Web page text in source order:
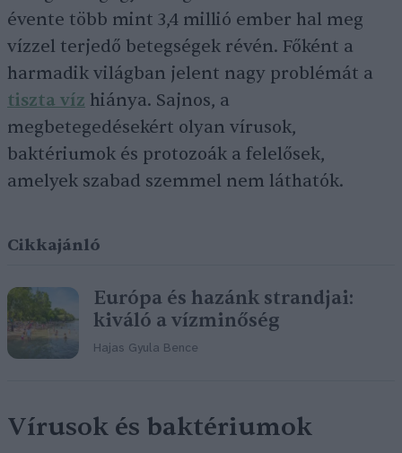
évente több mint 3,4 millió ember hal meg
vízzel terjedő betegségek révén. Főként a
harmadik világban jelent nagy problémát a
tiszta víz hiánya. Sajnos, a
megbetegedésekért olyan vírusok,
baktériumok és protozoák a felelősek,
amelyek szabad szemmel nem láthatók.
Cikkajánló
Európa és hazánk strandjai:
kiváló a vízminőség
Hajas Gyula Bence
Vírusok és baktériumok